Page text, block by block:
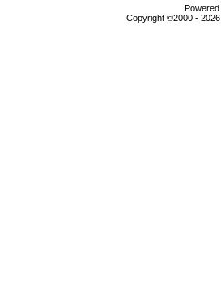
Copyright ©2000 -